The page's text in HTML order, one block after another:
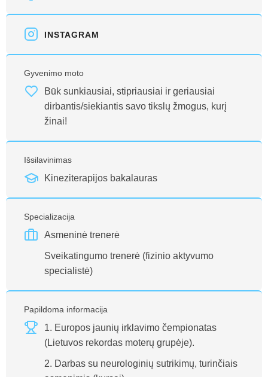
INSTAGRAM
Gyvenimo moto
Būk sunkiausiai, stipriausiai ir geriausiai
dirbantis/siekiantis savo tikslų žmogus, kurį
žinai!
Išsilavinimas
Kineziterapijos bakalauras
Specializacija
Asmeninė trenerė
Sveikatingumo trenerė (fizinio aktyvumo
specialistė)
Papildoma informacija
1. Europos jaunių irklavimo čempionatas
(Lietuvos rekordas moterų grupėje).
2. Darbas su neurologinių sutrikimų, turinčiais